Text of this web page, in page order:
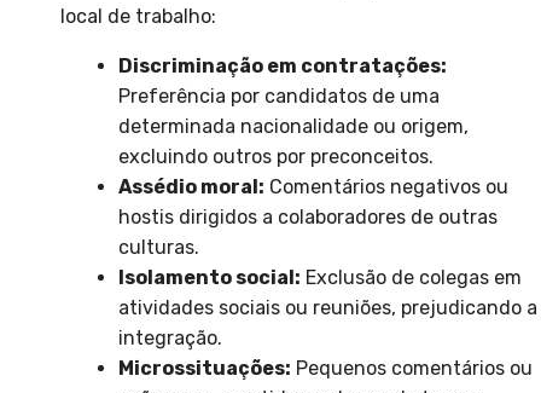
local de trabalho:
Discriminação em contratações:
Preferência por candidatos de uma
determinada nacionalidade ou origem,
excluindo outros por preconceitos.
Assédio moral: Comentários negativos ou
hostis dirigidos a colaboradores de outras
culturas.
Isolamento social: Exclusão de colegas em
atividades sociais ou reuniões, prejudicando a
integração.
Microssituações: Pequenos comentários ou